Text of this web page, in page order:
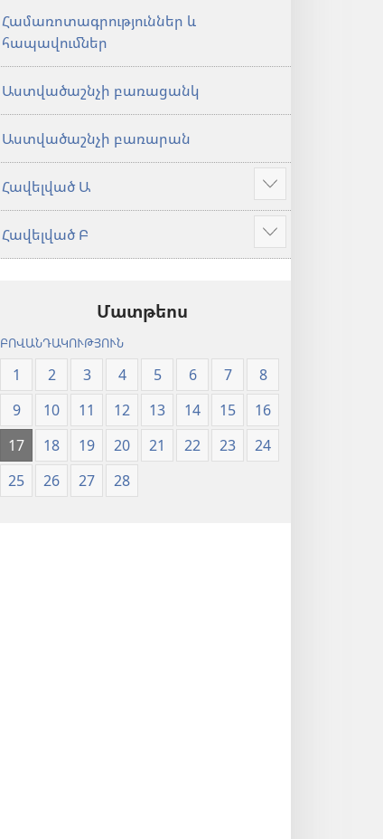
Համառոտագրություններ և
հապավումներ
Աստվածաշնչի բառացանկ
Աստվածաշնչի բառարան
Հավելված Ա
Ցույց
տալ
ավելին
Հավելված Բ
Ցույց
տալ
Մատթեոս
ԲՈՎԱՆԴԱԿՈՒԹՅՈՒՆ
1 2 3 4 5 6 7
8
9
10 11 12 13 14 15
16
17
18 19 20 21 22 23
24
25
26 27 28